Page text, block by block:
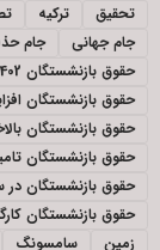
تحقیق
ترکیه
جام جهانی
جام
حقوق بازنشستگان 1402
حقوق بازنشستگان
حقوق بازنشستگان
حقوق بازنشستگان
حقوق بازنشستگان در
حقوق بازنشستگان
زمین
سامسونگ